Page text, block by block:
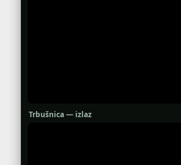
Trbušnica — izlaz